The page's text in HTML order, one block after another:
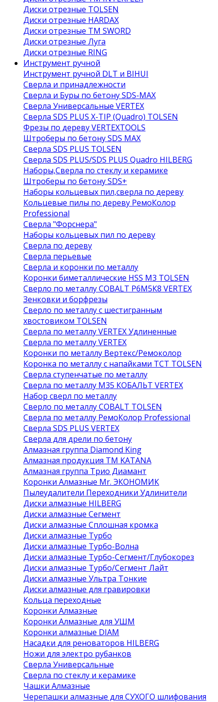
Диски отрезные TOLSEN
Диски отрезные HARDAX
Диски отрезные ТМ SWORD
Диски отрезные Луга
Диски отрезные RING
Инструмент ручной
Инструмент ручной DLT и BIHUI
Сверла и принадлежности
Сверла и Буры по бетону SDS-MAX
Сверла Универсальные VERTEX
Сверла SDS PLUS X-TIP (Quadro) TOLSEN
Фрезы по дереву VERTEXTOOLS
Штроберы по бетону SDS MAX
Сверла SDS PLUS TOLSEN
Сверла SDS PLUS/SDS PLUS Quadro HILBERG
Наборы,Сверла по стеклу и керамике
Штроберы по бетону SDS+
Наборы кольцевых пил,сверла по дереву
Кольцевые пилы по дереву РемоКолор
Professional
Сверла "Форснера"
Наборы кольцевых пил по дереву
Сверла по дереву
Сверла перьевые
Сверла и коронки по металлу
Коронки биметаллические HSS M3 TOLSEN
Сверло по металлу COBALT Р6М5К8 VERTEX
Зенковки и борфрезы
Сверло по металлу с шестигранным
хвостовиком TOLSEN
Сверла по металлу VERTEX Удлиненные
Сверла по металлу VERTEX
Коронки по металлу Вертекс/Ремоколор
Коронка по металлу с напайками TCT TOLSEN
Сверла ступенчатые по металлу
Сверла по металлу М35 КОБАЛЬТ VERTEX
Набор сверл по металлу
Сверло по металлу COBALT TOLSEN
Сверла по металлу РемоКолор Professional
Сверла SDS PLUS VERTEX
Сверла для дрели по бетону
Алмазная группа Diamond King
Алмазная продукция ТМ KATANA
Алмазная группа Трио Диамант
Коронки Алмазные Mr. ЭКОНОМИК
Пылеудалители Переходники Удлинители
Диски алмазные HILBERG
Диски алмазные Сегмент
Диски алмазные Сплошная кромка
Диски алмазные Турбо
Диски алмазные Турбо-Волна
Диски алмазные Турбо-Сегмент/Глубокорез
Диски алмазные Турбо/Сегмент Лайт
Диски алмазные Ультра Тонкие
Диски алмазные для гравировки
Кольца переходные
Коронки Алмазные
Коронки Алмазные для УШМ
Коронки алмазные DIAM
Насадки для реноваторов HILBERG
Ножи для электро рубанков
Сверла Универсальные
Сверла по стеклу и керамике
Чашки Алмазные
Черепашки алмазные для СУХОГО шлифования